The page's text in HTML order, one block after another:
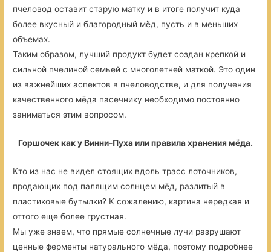
пчеловод оставит старую матку и в итоге получит куда
более вкусный и благородный мёд, пусть и в меньших
объемах.
Таким образом, лучший продукт будет создан крепкой и
сильной пчелиной семьей с многолетней маткой. Это один
из важнейших аспектов в пчеловодстве, и для получения
качественного мёда пасечнику необходимо постоянно
заниматься этим вопросом.
Горшочек как у Винни-Пуха или правила хранения мёда.
Кто из нас не видел стоящих вдоль трасс лоточников,
продающих под палящим солнцем мёд, разлитый в
пластиковые бутылки? К сожалению, картина нередкая и
оттого еще более грустная.
Мы уже знаем, что прямые солнечные лучи разрушают
ценные ферменты натурального мёда, поэтому подробнее